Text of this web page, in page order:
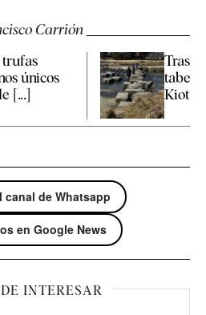
Carrión
trufas
únicos
[...]
Tras
Kioto
canal de Whatsapp
en Google News
INTERESAR